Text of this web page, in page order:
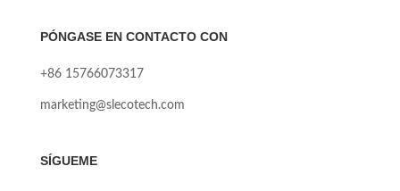
PÓNGASE EN CONTACTO CON
+86 15766073317
marketing@slecotech.com
SÍGUEME